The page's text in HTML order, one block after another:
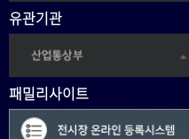
유관기관
패밀리사이트